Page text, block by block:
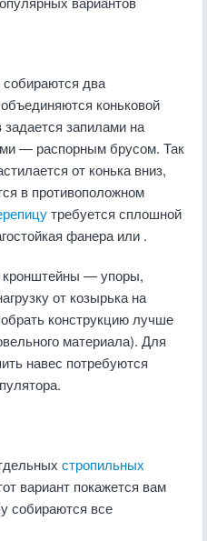
два
коньковой
задается запилами на
— распорным брусом. Так
от конька вниз,
в противоположном
требуется сплошной
фанера или .
кронштейны — упоры,
от козырька на
конструкцию лучше
материала). Для
навес потребуются
стропильных
вариант покажется вам
собираются все